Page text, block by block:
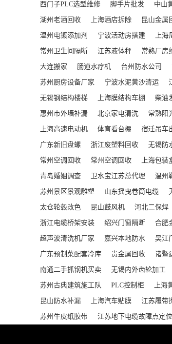
西门子PLC选型维修 脚手片批发 中山
湖州老酒回收 上海酒店拆除 昆山金属
温州电镀添加剂 宁波活动房搭建 上海
常州卫生间隔断 江苏液体秤 常熟厂房
大连搬家 肠道水疗机 台州防水公司
苏州厨房设备厂家 宁波水泥黄沙清运
无锡钢结构楼梯 上海膜结构车棚 柴油
惠州市外墙补漏 北京家电清洗 常熟阳
上海高速电动机 体育看台棚 宿迁吊车
广东新旧盘螺 浙江废塑料回收 无锡防
常州空调回收 常州空调回收 上海包装
青岛婚姻调查 卫水宝江苏总代理 温州
苏州景区景观雕塑 山东摇曳卷筒电缆
太仓轮毂改色 昆山鼓风机 河北二保焊
浙江电缆桥架安装 绍兴门窗隔断 合肥
超声波清洗机厂家 嘉兴本地防水 吴江
广东预制菜配套冷库 贵金属回收 诸暨
南通二手抓钢机买卖 无锡内外齿轮加工
苏州古典建筑施工队 PLC控制柜 上海
昆山防水补漏 上海汽车贴膜 江苏履带
苏州牛皮纸胶带 江苏地下电缆故障点定位